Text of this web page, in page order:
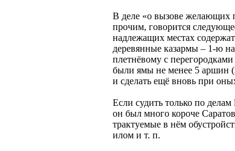
В деле «о вызове желающих
прочим, говорится
надлежащих местах
деревянные казармы – 1-ю
плетнёвому с
были ямы не менее 5 аршин
и сделать ещё вновь при
Если судить только по
он был много короче
трактуемые в нём
илом и т. п.